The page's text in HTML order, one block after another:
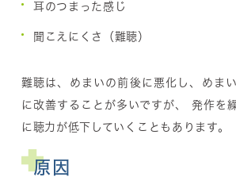
耳のつまった感じ
聞こえにくさ（難聴）
難聴は、めまいの前後に悪化し、めま
に改善することが多いですが、 発作を
に聴力が低下していくこともあります。
原因